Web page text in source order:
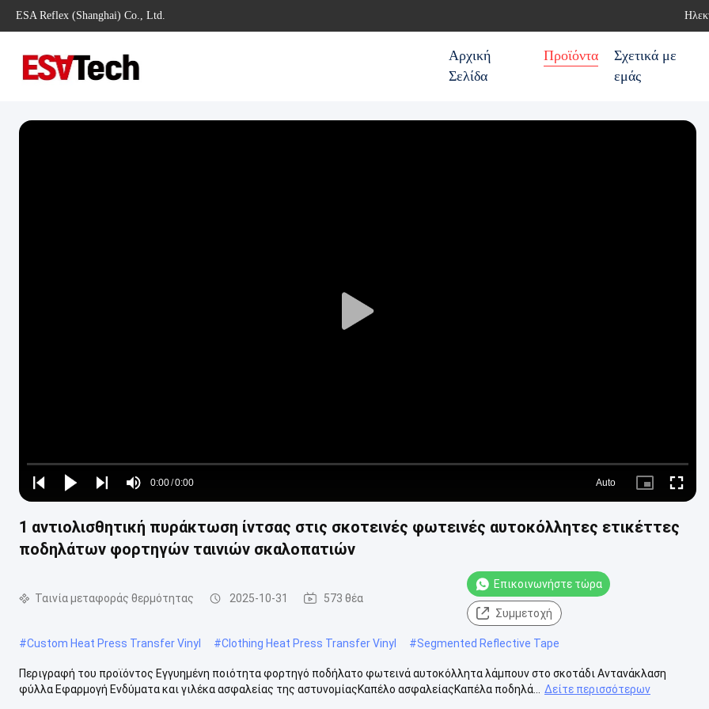
ESA Reflex (Shanghai) Co., Ltd.
Αρχική
Σελίδα
Προϊόντα
Σχετικά με
εμάς
Play
Play
Play
Play
Mute
Time
0:00/0:00
Loaded:
0%
Auto
Picture- Fullscreen
1 αντιολισθητική πυράκτωση ίντσας στις σκοτεινές φωτεινές αυτοκόλλητες ετικέττες
ποδηλάτων φορτηγών ταινιών σκαλοπατιών
Ταινία μεταφοράς θερμότητας 2025-10-31 573 θέα
Επικοινωνήστε τώρα
Συμμετοχή
#Custom Heat Press Transfer Vinyl #Clothing Heat Press Transfer Vinyl #Segmented Reflective Tape
Περιγραφή του προϊόντος Εγγυημένη ποιότητα φορτηγό ποδήλατο φωτεινά αυτοκόλλητα λάμπουν στο σκοτάδι Αντανάκλαση
φύλλα Εφαρμογή Ενδύματα και γιλέκα ασφαλείας της αστυνομίαςΚαπέλο ασφαλείαςΚαπέλα ποδηλά...
Δείτε περισσότερων